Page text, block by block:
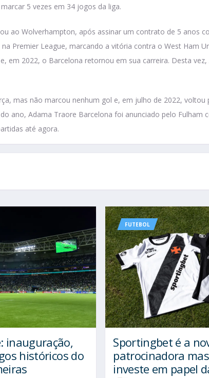
5 vezes em 34 jogos da liga.
ao Wolverhampton, após assinar um contrato de 5 anos
Premier League, marcando a vitória contra o West Ham
em 2022, o Barcelona retornou em sua carreira. Desta vez,
mas não marcou nenhum gol e, em julho de 2022, voltou
ano, Adama Traore Barcelona foi anunciado pelo Fulham
até agora.
inauguração,
históricos do
FUTEBOL
Sportingbet é a
patrocinadora
investe em papel